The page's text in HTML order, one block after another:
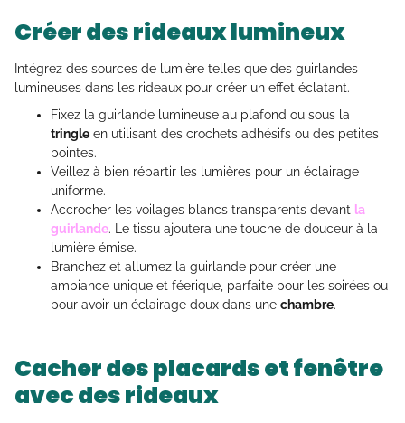
Créer des rideaux lumineux
Intégrez des sources de lumière telles que des guirlandes
lumineuses dans les rideaux pour créer un effet éclatant.
Fixez la guirlande lumineuse au plafond ou sous la
tringle en utilisant des crochets adhésifs ou des petites
pointes.
Veillez à bien répartir les lumières pour un éclairage
uniforme.
Accrocher les voilages blancs transparents devant la
guirlande. Le tissu ajoutera une touche de douceur à la
lumière émise.
Branchez et allumez la guirlande pour créer une
ambiance unique et féerique, parfaite pour les soirées ou
pour avoir un éclairage doux dans une chambre.
Cacher des placards et fenêtre
avec des rideaux